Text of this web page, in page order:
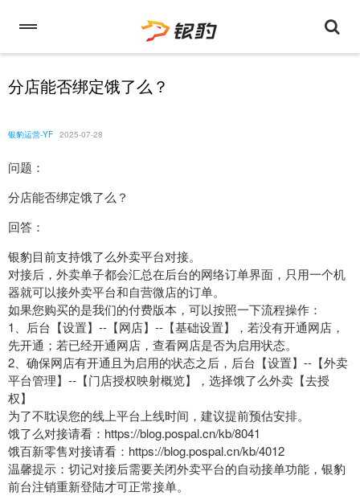
分店能否绑定饿了么？
银豹运营-YF 2025-07-28
问题：
分店能否绑定饿了么？
回答：
银豹目前支持饿了么外卖平台对接。
对接后，外卖单子都会汇总在后台的网络订单界面，只用一个机
器就可以接外卖平台和自营微店的订单。
如果您购买的是我们的付费版本，可以按照一下流程操作：
1、后台【设置】--【网店】--【基础设置】，若没有开通网店，
先开通；若已经开通网店，查看网店是否为启用状态。
2、确保网店有开通且为启用的状态之后，后台【设置】--【外卖
平台管理】--【门店授权映射概览】，选择饿了么外卖【去授
权】
为了不耽误您的线上平台上线时间，建议提前预估安排。
饿了么对接请看：https://blog.pospal.cn/kb/8041
饿百新零售对接请看：https://blog.pospal.cn/kb/4012
温馨提示：切记对接后需要关闭外卖平台的自动接单功能，银豹
前台注销重新登陆才可正常接单。